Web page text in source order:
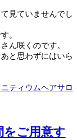
見ていませんでし
。
ん咲くのです。
と思わずにはいら
ティウムヘアサロ
をご用意す